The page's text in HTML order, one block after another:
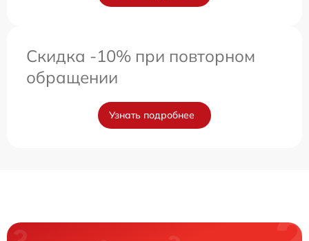
Скидка -10% при повторном
обращении
Узнать подробнее